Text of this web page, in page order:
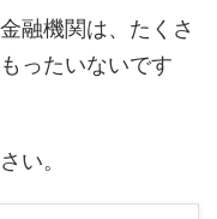
融機関は、たくさ
ったいないです
い。